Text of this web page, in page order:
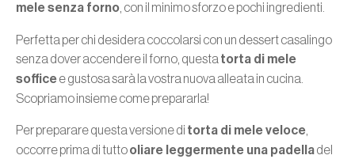
mele senza forno , con il minimo sforzo e pochi ingredienti.
Perfetta per chi desidera coccolarsi con un dessert casalingo
senza dover accendere il forno, questa torta di mele
sofficee gustosa sarà la vostra nuova alleata in cucina.
Scopriamo insieme come prepararla!
Per preparare questa versione di torta di mele veloce
occorre prima di tuttooliare leggermente una padelladel